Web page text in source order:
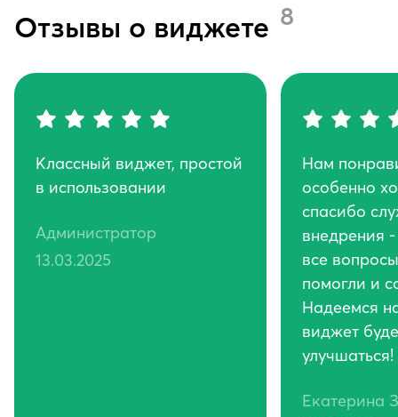
Отзывы о виджете 8
Классный виджет, простой
в использовании
Администратор
13.03.2025
Нам
особенно
спасибо
внедрения
все
помогли и
Надеемся
виджет
улучшаться!
Екатерина